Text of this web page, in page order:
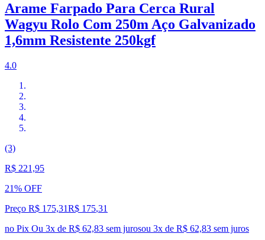
Arame Farpado Para Cerca Rural
Wagyu Rolo Com 250m Aço Galvanizado
1,6mm Resistente 250kgf
4.0
(3)
R$ 221,95
21% OFF
Preço R$ 175,31R$ 175,31
no Pix Ou 3x de R$ 62,83 sem jurosou 3x de R$ 62,83 sem juros